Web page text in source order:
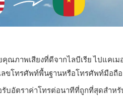
ภาพเสียงที่ดีจากไลบีเรีย ไปแคเม
ขโทรศัพท์พื้นฐานหรือโทรศัพท์มือถือ
บอัตราค่าโทรต่อนาทีที่ถูกที่สุดสำห